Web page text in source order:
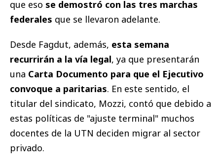
que eso se demostró con las tres marchas
federales que se llevaron adelante.
Desde Fagdut, además, esta semana
recurrirán a la vía legal, ya que presentarán
una Carta Documento para que el Ejecutivo
convoque a paritarias. En este sentido, el
titular del sindicato, Mozzi, contó que debido a
estas políticas de "ajuste terminal" muchos
docentes de la UTN deciden migrar al sector
privado.